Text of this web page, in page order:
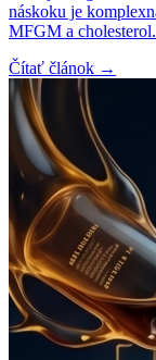
náskoku je
MFGM a cholesterol.
Čítať článok →